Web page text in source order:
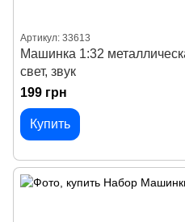
Артикул: 33613
Машинка 1:32
свет, звук
199 грн
Купить